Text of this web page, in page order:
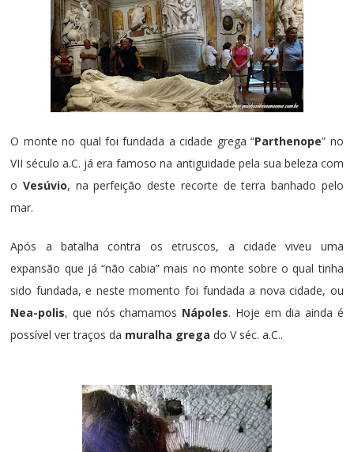
O monte no qual foi fundada a cidade grega “Parthenope” no
VII século a.C. já era famoso na antiguidade pela sua beleza com
oVesúvio, na perfeição deste recorte de terra banhado pelo
mar.
Após a batalha contra osetruscos, a cidade viveu uma
expansão que já “não cabia” mais no monte sobre o qual tinha
sido fundada, e neste momento foi fundada a nova cidade, ou
Nea-polis, que nós chamamos Nápoles. Hoje em dia ainda é
possível ver traços da muralha grega do V séc. a.C..